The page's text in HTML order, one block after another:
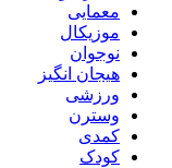
معمایی
موزیکال
نوجوان
هیجان انگیز
ورزشی
وسترن
کمدی
کودک